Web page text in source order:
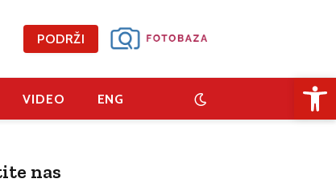
PODRŽI
VIDEO ENG
nas